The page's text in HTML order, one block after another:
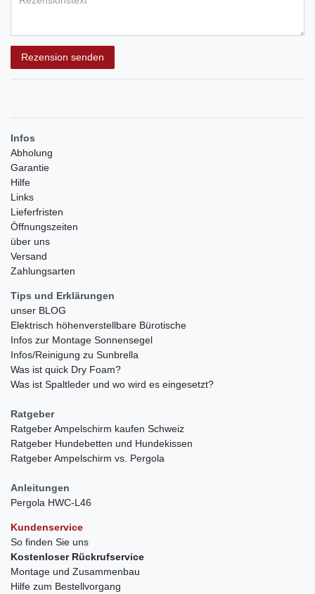
Rezension senden
Infos
Abholung
Garantie
Hilfe
Links
Lieferfristen
Öffnungszeiten
über uns
Versand
Zahlungsarten
Tips und Erklärungen
unser BLOG
Elektrisch höhenverstellbare Bürotische
Infos zur Montage Sonnensegel
Infos/Reinigung zu Sunbrella
Was ist quick Dry Foam?
Was ist Spaltleder und wo wird es eingesetzt?
Ratgeber
Ratgeber Ampelschirm kaufen Schweiz
Ratgeber Hundebetten und Hundekissen
Ratgeber Ampelschirm vs. Pergola
Anleitungen
Pergola HWC-L46
Kundenservice
So finden Sie uns
Kostenloser Rückrufservice
Montage und Zusammenbau
Hilfe zum Bestellvorgang